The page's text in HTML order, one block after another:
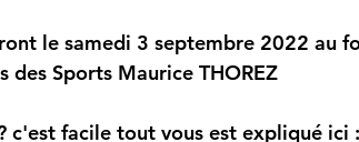
le samedi 3 septembre 2022 au
des Sports Maurice THOREZ
c'est facile tout vous est expliqué ici :